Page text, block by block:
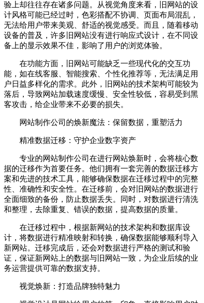
验上却往往存在诸多问题。从视觉角度来看，旧网站的设
计风格可能已经过时，色彩搭配不协调、页面布局混乱，
无法给用户带来美观、舒适的视觉感受。而且，随着移动
设备的普及，许多旧网站没有进行响应式设计，在不同设
备上的显示效果不佳，影响了用户的浏览体验。
在功能方面，旧网站可能缺乏一些现代化的交互功
能，如在线客服、智能搜索、个性化推荐等，无法满足用
户日益多样化的需求。此外，旧网站的技术架构可能较为
落后，导致网站加载速度缓慢、安全性较低，容易受到黑
客攻击，给企业带来不必要的损失。
网站制作公司的焕新魔法：保留数据，重塑活力
精准数据迁移：守护企业数字资产
专业的网站制作公司在进行网站焕新时，会将核心数
据的迁移作为首要任务。他们拥有一套完善的数据迁移方
案和先进的技术工具，能够确保数据在迁移过程中的完整
性、准确性和安全性。在迁移前，会对旧网站的数据进行
全面细致的备份，防止数据丢失。同时，对数据进行清洗
和整理，去除重复、错误的数据，提高数据的质量。
在迁移过程中，根据新网站的技术架构和数据库设
计，将数据进行精准映射和转换，确保数据能够顺利导入
新网站。迁移完成后，还会对数据进行严格的测试和验
证，保证新网站上的数据与旧网站一致，为企业后续的业
务运营提供可靠的数据支持。
视觉焕新：打造品牌独特魅力